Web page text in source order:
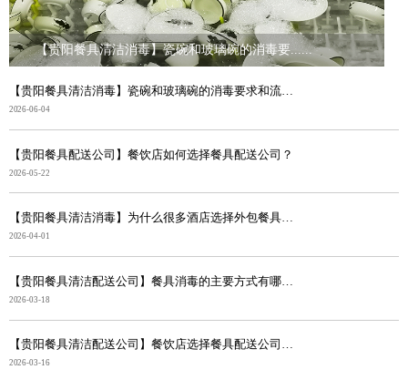
【贵阳餐具清洁消毒】瓷碗和玻璃碗的消毒要......
2026-06-04
【贵阳餐具配送公司】餐饮店如何选择餐具配送公司？
2026-05-22
【贵阳餐具清洁消毒】为什么很多酒店选择外包餐具清洁配...
2026-04-01
2026-03-18
【贵阳餐具清洁配送公司】餐饮店选择餐具配送公司的好处
2026-03-16